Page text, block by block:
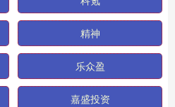
精神
乐众盈
嘉盛投资